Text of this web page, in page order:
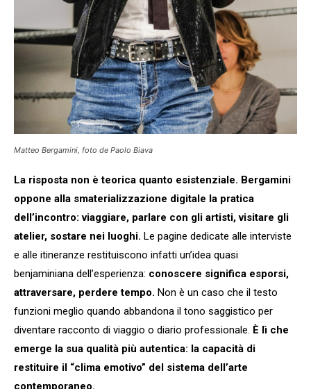
Matteo Bergamini, foto de Paolo Biava
La risposta non è teorica quanto esistenziale. Bergamini
oppone alla smaterializzazione digitale la pratica
dell’incontro: viaggiare, parlare con gli artisti, visitare gli
atelier, sostare nei luoghi. Le pagine dedicate alle interviste
e alle itineranze restituiscono infatti un’idea quasi
benjaminiana dell’esperienza: conoscere significa esporsi,
attraversare, perdere tempo. Non è un caso che il testo
funzioni meglio quando abbandona il tono saggistico per
diventare racconto di viaggio o diario professionale. È lì che
emerge la sua qualità più autentica: la capacità di
restituire il “clima emotivo” del sistema dell’arte
contemporaneo.